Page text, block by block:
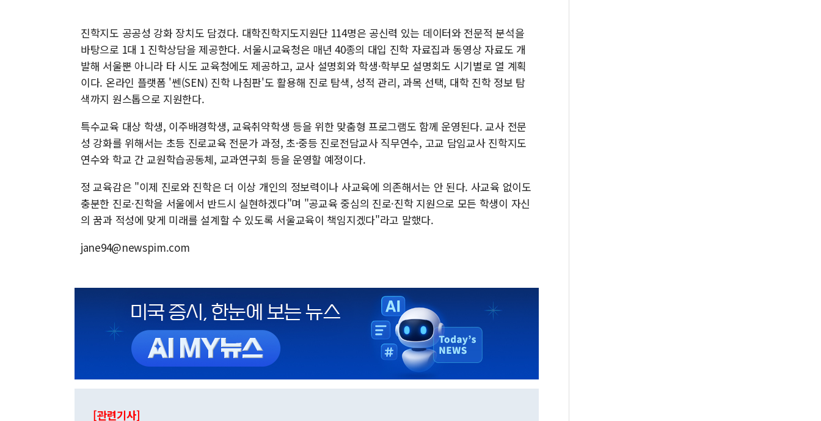
진학지도 공공성 강화 장치도 담겼다. 대학진학지도지원단 114명은 공신력 있는 데이터와 전문적 분석을
바탕으로 1대 1 진학상담을 제공한다. 서울시교육청은 매년 40종의 대입 진학 자료집과 동영상 자료도 개
발해 서울뿐 아니라 타 시도 교육청에도 제공하고, 교사 설명회와 학생·학부모 설명회도 시기별로 열 계획
이다. 온라인 플랫폼 '쎈(SEN) 진학 나침판'도 활용해 진로 탐색, 성적 관리, 과목 선택, 대학 진학 정보 탐
색까지 원스톱으로 지원한다.
특수교육 대상 학생, 이주배경학생, 교육취약학생 등을 위한 맞춤형 프로그램도 함께 운영된다. 교사 전문
성 강화를 위해서는 초등 진로교육 전문가 과정, 초·중등 진로전담교사 직무연수, 고교 담임교사 진학지도
연수와 학교 간 교원학습공동체, 교과연구회 등을 운영할 예정이다.
정 교육감은 "이제 진로와 진학은 더 이상 개인의 정보력이나 사교육에 의존해서는 안 된다. 사교육 없이도
충분한 진로·진학을 서울에서 반드시 실현하겠다"며 "공교육 중심의 진로·진학 지원으로 모든 학생이 자신
의 꿈과 적성에 맞게 미래를 설계할 수 있도록 서울교육이 책임지겠다"라고 말했다.
jane94@newspim.com
[관련기사]